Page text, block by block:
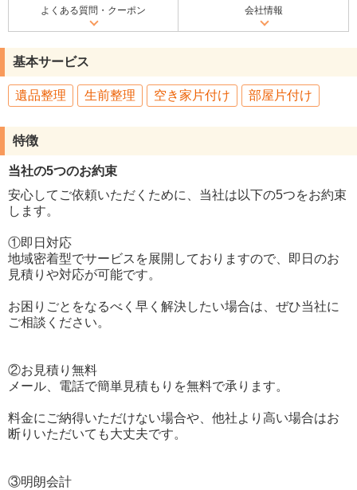
よくある質問・クーポン 会社情報
基本サービス
遺品整理 生前整理 空き家片付け 部屋片付け
特徴
当社の5つのお約束
安心してご依頼いただくために、当社は以下の5つをお約束
します。
①即日対応
地域密着型でサービスを展開しておりますので、即日のお
見積りや対応が可能です。
お困りごとをなるべく早く解決したい場合は、ぜひ当社に
ご相談ください。
②お見積り無料
メール、電話で簡単見積もりを無料で承ります。
料金にご納得いただけない場合や、他社より高い場合はお
断りいただいても大丈夫です。
③明朗会計